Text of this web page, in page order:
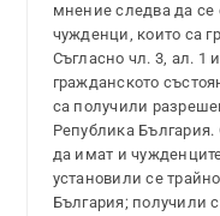
мнение следва да се
чужденци, които са
Съгласно чл. 3, ал. 1
гражданското
са получили
Република България.
да имат и
установили се
България; получили